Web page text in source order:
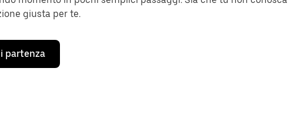
giusta per te.
partenza